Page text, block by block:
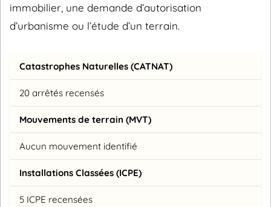
immobilier, une demande d’autorisation
d’urbanisme ou l’étude d’un terrain.
Catastrophes Naturelles (CATNAT)
20 arrêtés recensés
Mouvements de terrain (MVT)
Aucun mouvement identifié
Installations Classées (ICPE)
5 ICPE recensées